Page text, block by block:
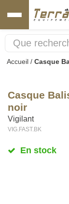
Accueil / Casque
Casque
noir
Vigilant
VIG.FAST.BK
En stock